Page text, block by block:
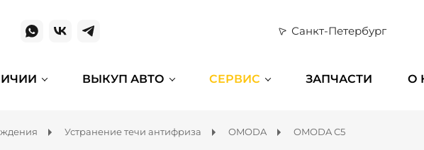
Санкт-Петербург
ВЫКУП АВТО СЕРВИС ЗАПЧАСТИ О
Устранение течи антифриза OMODA OMODA C5